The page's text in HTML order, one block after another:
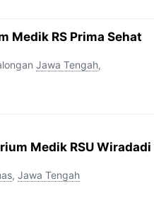
Medik RS Prima Sehat
Jawa Tengah,
Medik RSU Wiradadi
, Jawa Tengah